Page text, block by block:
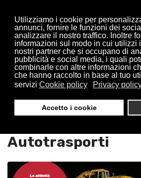
Utilizziamo i cookie per
annunci, fornire le funzioni dei
analizzare il nostro traffico. Inoltre
informazioni sul modo in cui utilizzi
nostri partner che si occupano di
pubblicità e social media, i quali
combinarle con altre informazioni
che hanno raccolto in base al tuo
servizi Cookie policy Privacy
Accetto i cookie
Trasporti
Autotrasporti